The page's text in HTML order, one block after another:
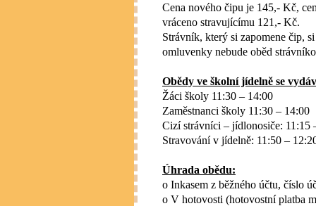
Cena nového čipu je 145,- Kč,
vráceno stravujícímu 121,- Kč.
Strávník, který si zapomene čip,
omluvenky nebude oběd
Obědy ve školní jídelně se
Žáci školy 11:30 – 14:00
Zaměstnanci školy 11:30 – 14:00
Cizí strávníci – jídlonosiče: 11:15
Stravování v jídelně: 11:50 –
Úhrada obědu:
o Inkasem z běžného účtu, číslo
o V hotovosti (hotovostní platba